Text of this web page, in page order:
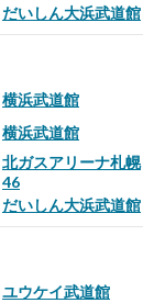
だいしん大浜武道館
横浜武道館
横浜武道館
北ガスアリーナ札幌
46
だいしん大浜武道館
ユウケイ武道館